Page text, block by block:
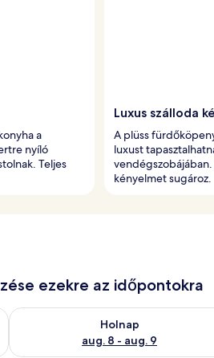
a
nyíló
Teljes
Luxus szálloda
A plüss
luxust
kényelmet sugároz.
ezekre az időpontokra
aug. 7 - aug. 8
Holnap
aug. 8 - aug. 9
A holnapi rendelkezésre állás